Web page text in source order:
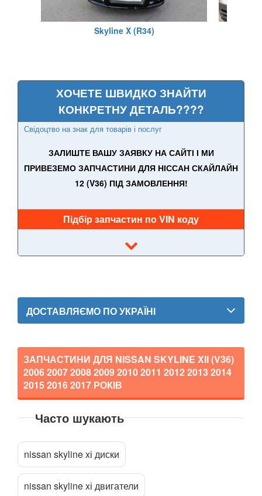
370Z V (Z34)
Cube II (Z11)
Frontier II (D22 Navara)
Frontier II (NP-300)
Frontier III (D40)
Interstar (T35)
Juke (F15, F15E)
Kubistar (X76)
Micra V (K14)
Skyline X (R34)
ХОЧЕТЕ ШВИДКО ЗНАЙТИ
КОНКРЕТНУ ДЕТАЛЬ????
Свідоцтво на знак для товарів і послуг
ЗАЛИШТЕ ВАШУ ЗАЯВКУ НА САЙТІ І МИ
ПРИВЕЗЕМО ЗАПЧАСТИНИ ДЛЯ НІССАН СКАЙЛАЙН
12 (V36) ПІД ЗАМОВЛЕННЯ!
Підбір запчастин по VIN коду
Прикріпити файл
ДОСТАВЛЯЄМО ПО УКРАЇНІ
ЗАПЧАСТИНИ ДЛЯ NISSAN SKYLINE XII (V36)
2006 2007 2008 2009 2010 2011 2012 2013 2014
2015 2016 2017 РОКІВ
Часто шукають
nissan skyline xі диски
nissan skyline xі двигатели